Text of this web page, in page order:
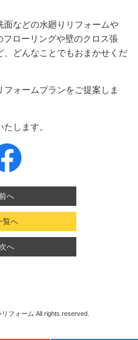
面などの水廻りリフォームや
ローリングや壁のクロス張
、どんなことでもおまかせくだ
ォームプランをご提案しま
します。
へ
覧へ
次へ
リフォーム All rights reserved.